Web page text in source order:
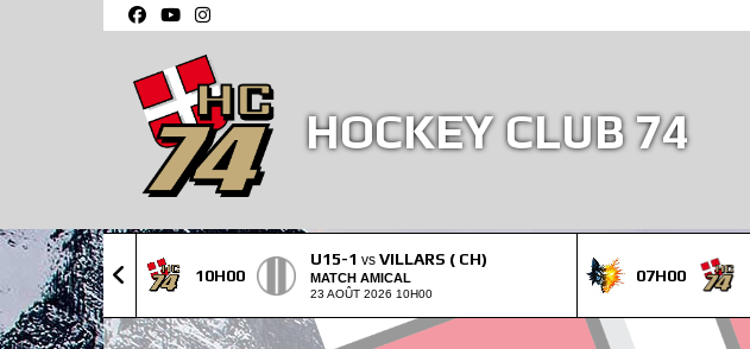
HOCKEY CLUB 74
10H00
U15-1 vs VILLARS ( CH)
MATCH AMICAL
23 AOÛT 2026 10H00
07H00
Panneau de gestion des cookies